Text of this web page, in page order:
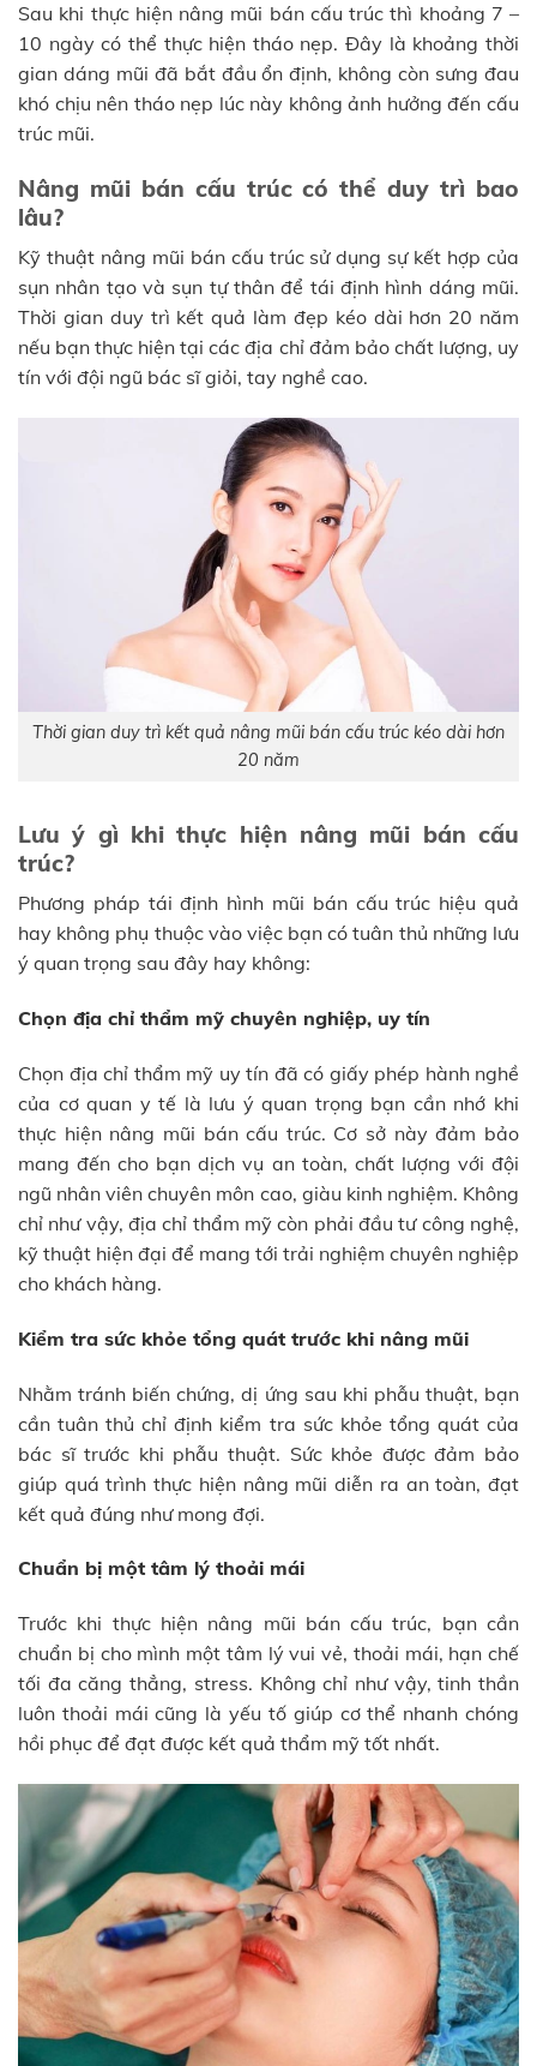
Sau khi thực hiện nâng mũi bán cấu trúc thì khoảng 7 –
10 ngày có thể thực hiện tháo nẹp. Đây là khoảng thời
gian dáng mũi đã bắt đầu ổn định, không còn sưng đau
khó chịu nên tháo nẹp lúc này không ảnh hưởng đến cấu
trúc mũi.
Nâng mũi bán cấu trúc có thể duy trì bao
lâu?
Kỹ thuật nâng mũi bán cấu trúc sử dụng sự kết hợp của
sụn nhân tạo và sụn tự thân để tái định hình dáng mũi.
Thời gian duy trì kết quả làm đẹp kéo dài hơn 20 năm
nếu bạn thực hiện tại các địa chỉ đảm bảo chất lượng, uy
tín với đội ngũ bác sĩ giỏi, tay nghề cao.
Thời gian duy trì kết quả nâng mũi bán cấu trúc kéo dài hơn
20 năm
Lưu ý gì khi thực hiện nâng mũi bán cấu
trúc?
Phương pháp tái định hình mũi bán cấu trúc hiệu quả
hay không phụ thuộc vào việc bạn có tuân thủ những lưu
ý quan trọng sau đây hay không:
Chọn địa chỉ thẩm mỹ chuyên nghiệp, uy tín
Chọn địa chỉ thẩm mỹ uy tín đã có giấy phép hành nghề
của cơ quan y tế là lưu ý quan trọng bạn cần nhớ khi
thực hiện nâng mũi bán cấu trúc. Cơ sở này đảm bảo
mang đến cho bạn dịch vụ an toàn, chất lượng với đội
ngũ nhân viên chuyên môn cao, giàu kinh nghiệm. Không
chỉ như vậy, địa chỉ thẩm mỹ còn phải đầu tư công nghệ,
kỹ thuật hiện đại để mang tới trải nghiệm chuyên nghiệp
cho khách hàng.
Kiểm tra sức khỏe tổng quát trước khi nâng mũi
Nhằm tránh biến chứng, dị ứng sau khi phẫu thuật, bạn
cần tuân thủ chỉ định kiểm tra sức khỏe tổng quát của
bác sĩ trước khi phẫu thuật. Sức khỏe được đảm bảo
giúp quá trình thực hiện nâng mũi diễn ra an toàn, đạt
kết quả đúng như mong đợi.
Chuẩn bị một tâm lý thoải mái
Trước khi thực hiện nâng mũi bán cấu trúc, bạn cần
chuẩn bị cho mình một tâm lý vui vẻ, thoải mái, hạn chế
tối đa căng thẳng, stress. Không chỉ như vậy, tinh thần
luôn thoải mái cũng là yếu tố giúp cơ thể nhanh chóng
hồi phục để đạt được kết quả thẩm mỹ tốt nhất.